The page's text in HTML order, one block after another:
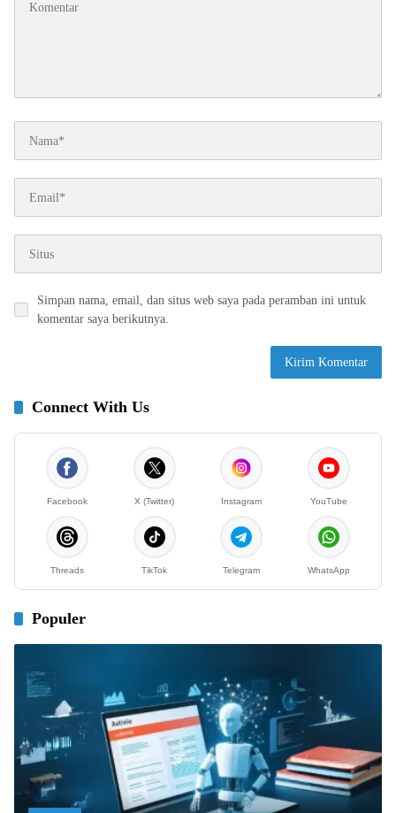
Simpan nama, email, dan situs web saya pada peramban ini untuk
komentar saya berikutnya.
Connect With Us
Facebook X (Twitter) Instagram YouTube
Threads TikTok Telegram WhatsApp
Populer